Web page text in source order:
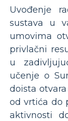
Uvođenje
sustava u
umovima
privlačni
u
učenje o
doista
od vrtića do
aktivnosti